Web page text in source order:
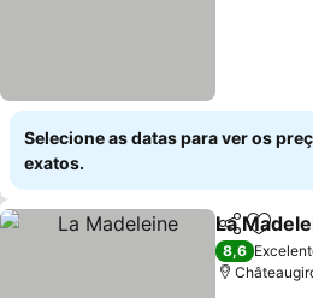
Selecione as datas para ver os
exatos.
Partilhar
La
8,6